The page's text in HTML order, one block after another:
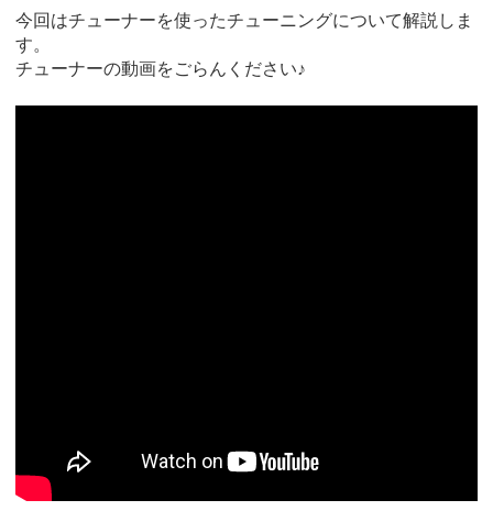
今回はチューナーを使ったチューニングについて解説しま
す。
チューナーの動画をごらんください♪